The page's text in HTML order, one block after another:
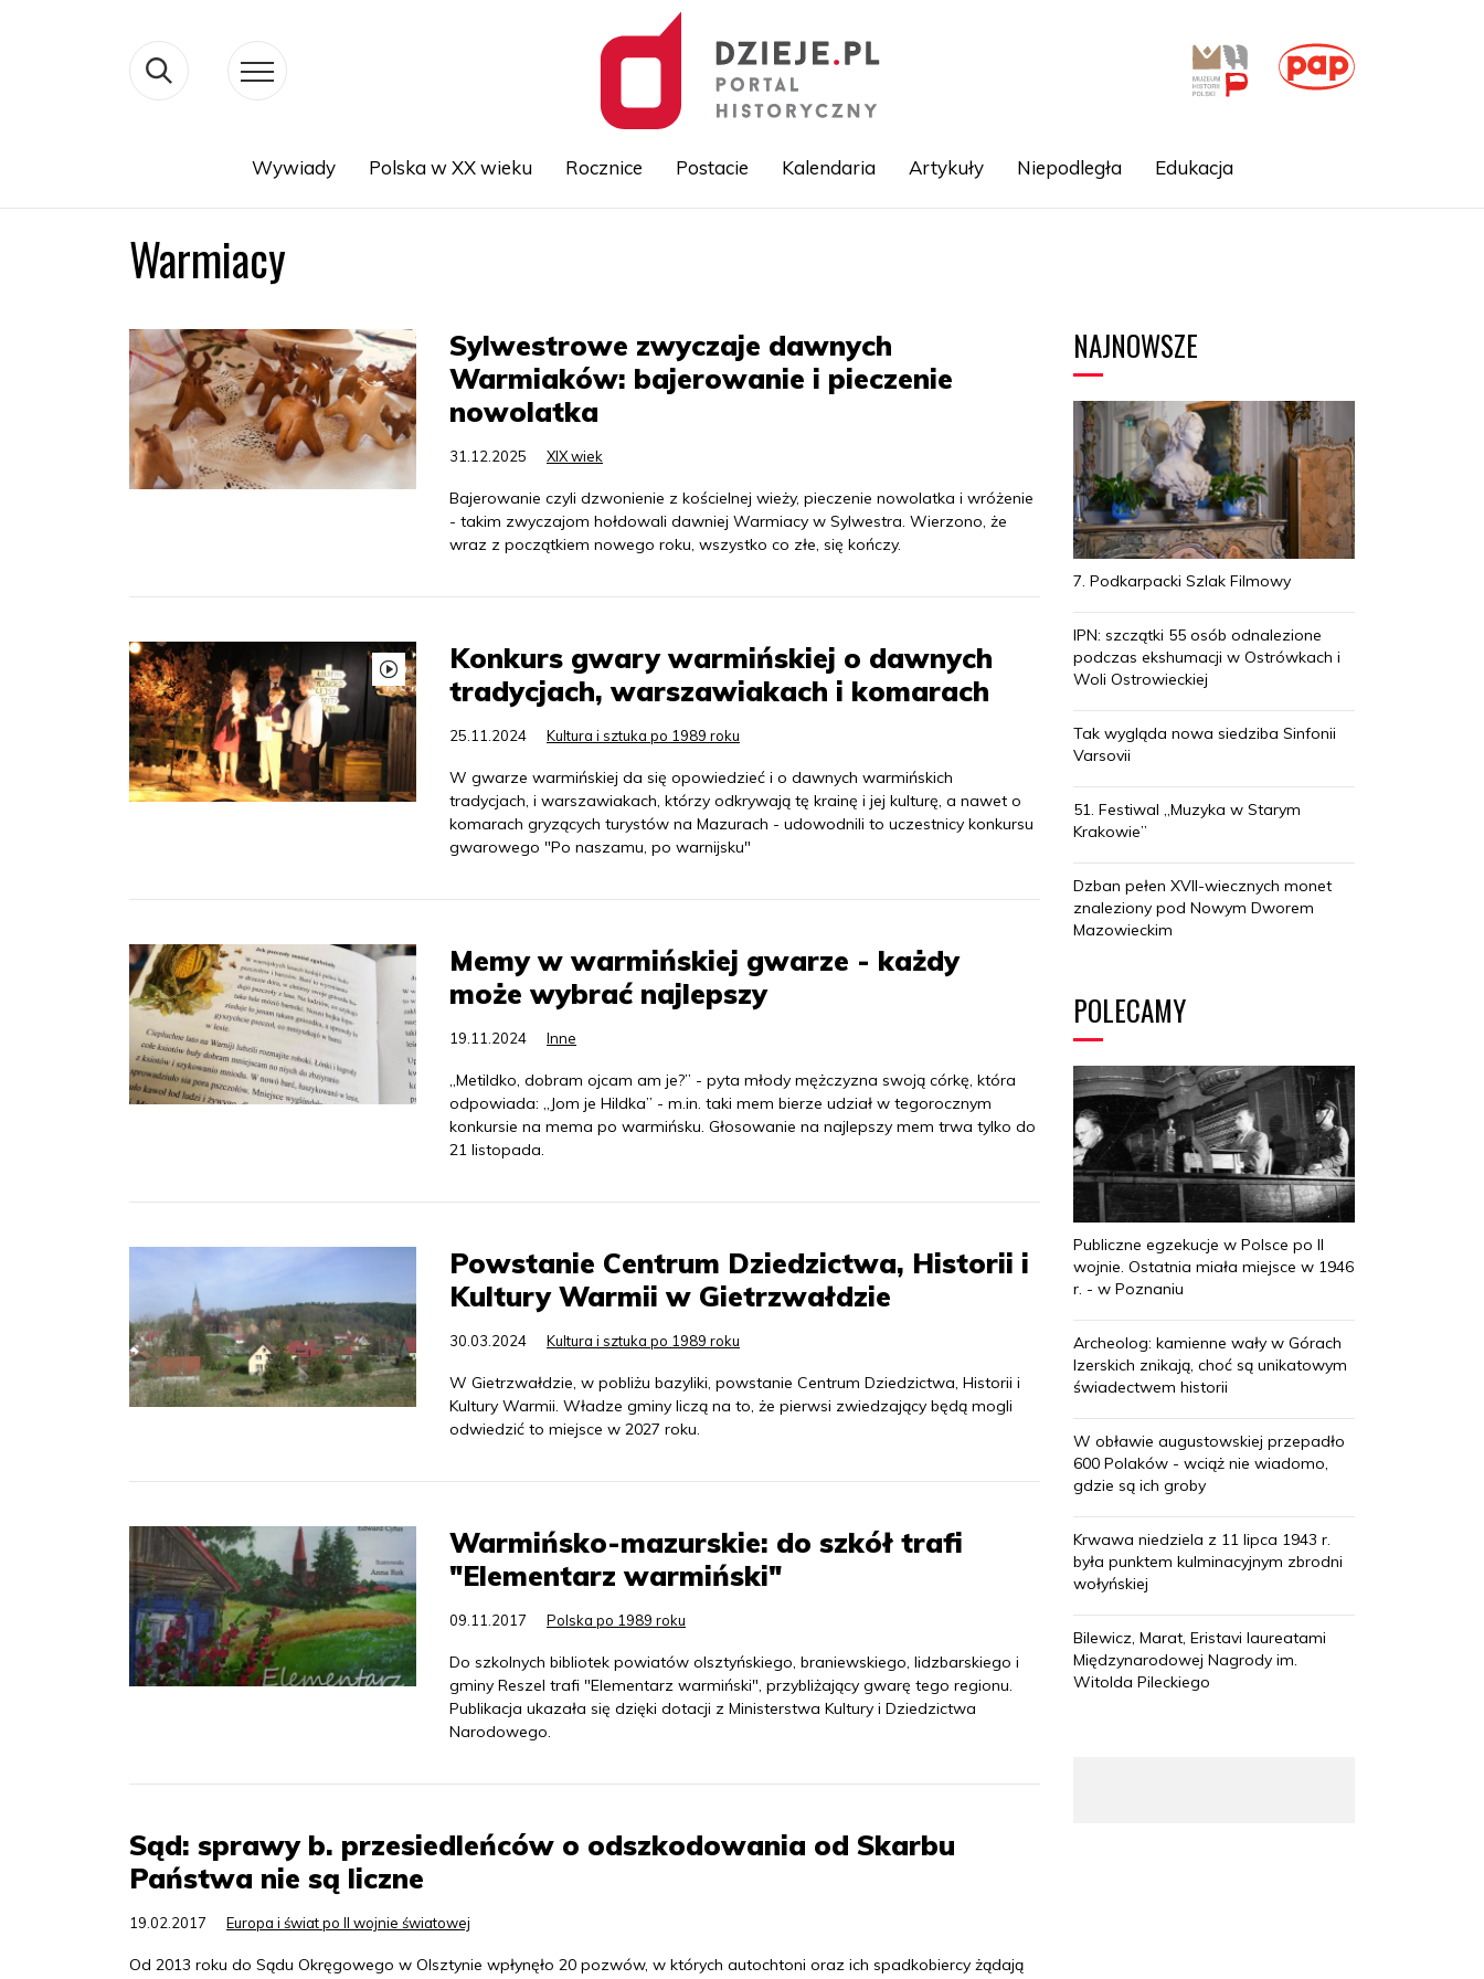
Wywiady Polska w XX wieku Rocznice Postacie Kalendaria Artykuły Niepodległa Edukacja
Warmiacy
Sylwestrowe zwyczaje dawnych
Warmiaków: bajerowanie i pieczenie
nowolatka
31.12.2025 XIX wiek
Bajerowanie czyli dzwonienie z kościelnej wieży, pieczenie nowolatka i wróżenie
- takim zwyczajom hołdowali dawniej Warmiacy w Sylwestra. Wierzono, że
wraz z początkiem nowego roku, wszystko co złe, się kończy.
Konkurs gwary warmińskiej o dawnych
tradycjach, warszawiakach i komarach
25.11.2024 Kultura i sztuka po 1989 roku
W gwarze warmińskiej da się opowiedzieć i o dawnych warmińskich
tradycjach, i warszawiakach, którzy odkrywają tę krainę i jej kulturę, a nawet o
komarach gryzących turystów na Mazurach - udowodnili to uczestnicy konkursu
gwarowego "Po naszamu, po warnijsku"
Memy w warmińskiej gwarze - każdy
może wybrać najlepszy
19.11.2024 Inne
„Metildko, dobram ojcam am je?” - pyta młody mężczyzna swoją córkę, która
odpowiada: „Jom je Hildka” - m.in. taki mem bierze udział w tegorocznym
konkursie na mema po warmińsku. Głosowanie na najlepszy mem trwa tylko do
21 listopada.
Powstanie Centrum Dziedzictwa, Historii i
Kultury Warmii w Gietrzwałdzie
30.03.2024 Kultura i sztuka po 1989 roku
W Gietrzwałdzie, w pobliżu bazyliki, powstanie Centrum Dziedzictwa, Historii i
Kultury Warmii. Władze gminy liczą na to, że pierwsi zwiedzający będą mogli
odwiedzić to miejsce w 2027 roku.
Warmińsko-mazurskie: do szkół trafi
"Elementarz warmiński"
09.11.2017 Polska po 1989 roku
Do szkolnych bibliotek powiatów olsztyńskiego, braniewskiego, lidzbarskiego i
gminy Reszel trafi "Elementarz warmiński", przybliżający gwarę tego regionu.
Publikacja ukazała się dzięki dotacji z Ministerstwa Kultury i Dziedzictwa
Narodowego.
Sąd: sprawy b. przesiedleńców o odszkodowania od Skarbu
Państwa nie są liczne
19.02.2017 Europa i świat po II wojnie światowej
Od 2013 roku do Sądu Okręgowego w Olsztynie wpłynęło 20 pozwów, w których autochtoni oraz ich spadkobiercy żądają
NAJNOWSZE
7. Podkarpacki Szlak Filmowy
IPN: szczątki 55 osób odnalezione
podczas ekshumacji w Ostrówkach i
Woli Ostrowieckiej
Tak wygląda nowa siedziba Sinfonii
Varsovii
51. Festiwal „Muzyka w Starym
Krakowie”
Dzban pełen XVII-wiecznych monet
znaleziony pod Nowym Dworem
Mazowieckim
POLECAMY
Publiczne egzekucje w Polsce po II
wojnie. Ostatnia miała miejsce w 1946
r. - w Poznaniu
Archeolog: kamienne wały w Górach
Izerskich znikają, choć są unikatowym
świadectwem historii
W obławie augustowskiej przepadło
600 Polaków - wciąż nie wiadomo,
gdzie są ich groby
Krwawa niedziela z 11 lipca 1943 r.
była punktem kulminacyjnym zbrodni
wołyńskiej
Bilewicz, Marat, Eristavi laureatami
Międzynarodowej Nagrody im.
Witolda Pileckiego